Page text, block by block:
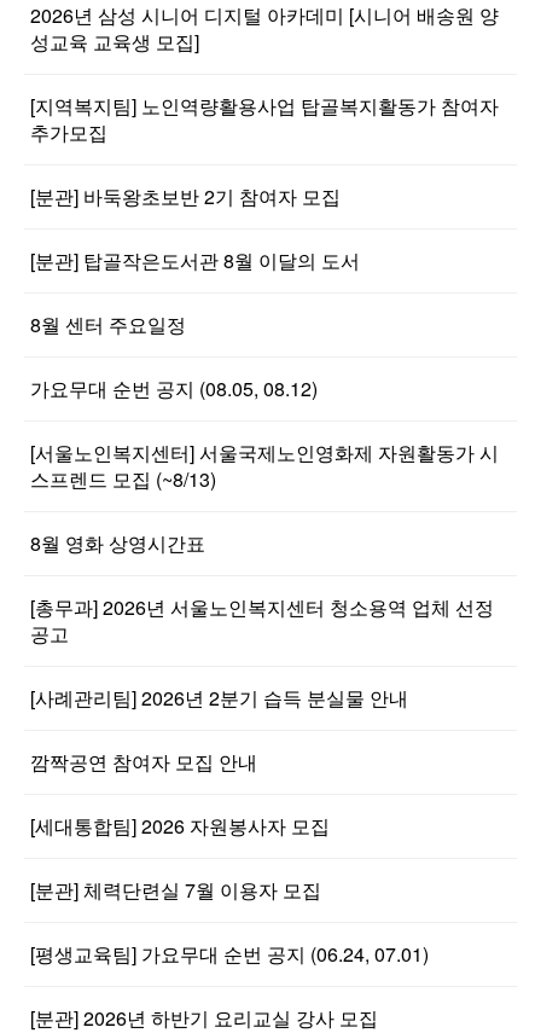
2026년 삼성 시니어 디지털 아카데미 [시니어 배송원 양
성교육 교육생 모집]
[지역복지팀] 노인역량활용사업 탑골복지활동가 참여자
추가모집
[분관] 바둑왕초보반 2기 참여자 모집
[분관] 탑골작은도서관 8월 이달의 도서
8월 센터 주요일정
가요무대 순번 공지 (08.05, 08.12)
[서울노인복지센터] 서울국제노인영화제 자원활동가 시
스프렌드 모집 (~8/13)
8월 영화 상영시간표
[총무과] 2026년 서울노인복지센터 청소용역 업체 선정
공고
[사례관리팀] 2026년 2분기 습득 분실물 안내
깜짝공연 참여자 모집 안내
[세대통합팀] 2026 자원봉사자 모집
[분관] 체력단련실 7월 이용자 모집
[평생교육팀] 가요무대 순번 공지 (06.24, 07.01)
[분관] 2026년 하반기 요리교실 강사 모집